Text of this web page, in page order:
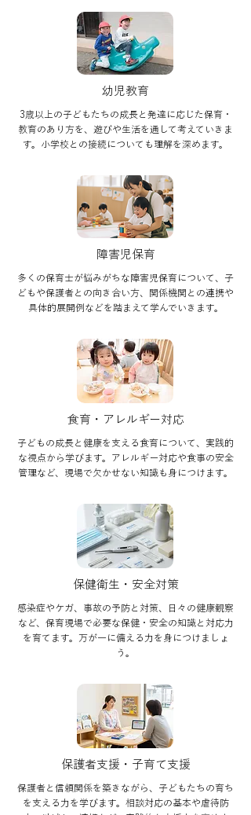
幼児教育
3歳以上の子どもたちの成長と発達に応じた保育・
教育のあり方を、遊びや生活を通して考えていきま
す。小学校との接続についても理解を深めます。
障害児保育
多くの保育士が悩みがちな障害児保育について、子
どもや保護者との向き合い方、関係機関との連携や
具体的展開例などを踏まえて学んでいきます。
食育・アレルギー対応
子どもの成長と健康を支える食育について、実践的
な視点から学びます。アレルギー対応や食事の安全
管理など、現場で欠かせない知識も身につけます。
保健衛生・安全対策
感染症やケガ、事故の予防と対策、日々の健康観察
など、保育現場で必要な保健・安全の知識と対応力
を育てます。万が一に備える力を身につけましょ
う。
保護者支援・子育て支援
保護者と信頼関係を築きながら、子どもたちの育ち
を支える力を学びます。相談対応の基本や虐待防